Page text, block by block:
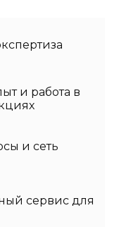
и работа в
и сеть
сервис для